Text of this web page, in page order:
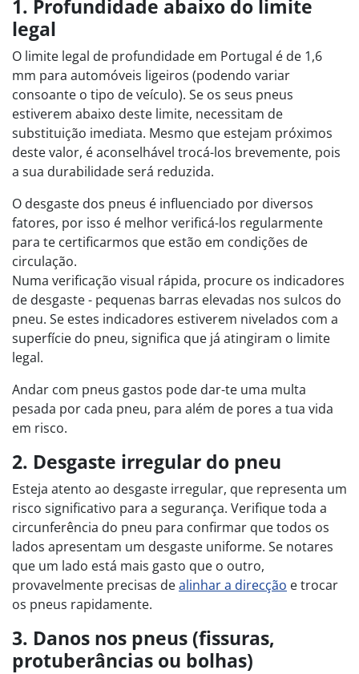
1. Profundidade abaixo do limite
legal
O limite legal de profundidade em Portugal é de 1,6
mm para automóveis ligeiros (podendo variar
consoante o tipo de veículo). Se os seus pneus
estiverem abaixo deste limite, necessitam de
substituição imediata. Mesmo que estejam próximos
deste valor, é aconselhável trocá-los brevemente, pois
a sua durabilidade será reduzida.
O desgaste dos pneus é influenciado por diversos
fatores, por isso é melhor verificá-los regularmente
para te certificarmos que estão em condições de
circulação.
Numa verificação visual rápida, procure os indicadores
de desgaste - pequenas barras elevadas nos sulcos do
pneu. Se estes indicadores estiverem nivelados com a
superfície do pneu, significa que já atingiram o limite
legal.
Andar com pneus gastos pode dar-te uma multa
pesada por cada pneu, para além de pores a tua vida
em risco.
2. Desgaste irregular do pneu
Esteja atento ao desgaste irregular, que representa um
risco significativo para a segurança. Verifique toda a
circunferência do pneu para confirmar que todos os
lados apresentam um desgaste uniforme. Se notares
que um lado está mais gasto que o outro,
provavelmente precisas dealinhar a direcção e trocar
os pneus rapidamente.
3. Danos nos pneus (fissuras,
protuberâncias ou bolhas)